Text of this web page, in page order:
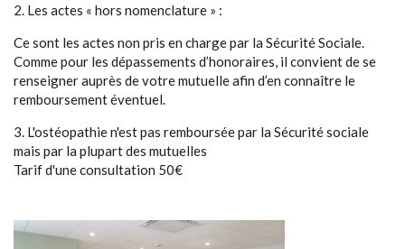
2. Les actes « hors nomenclature » :
Ce sont les actes non pris en charge par la Sécurité Sociale.
Comme pour les dépassements d’honoraires, il convient de se
renseigner auprès de votre mutuelle afin d’en connaître le
remboursement éventuel.
3. L'ostéopathie n'est pas remboursée par la Sécurité sociale
mais par la plupart des mutuelles
Tarif d'une consultation 50€